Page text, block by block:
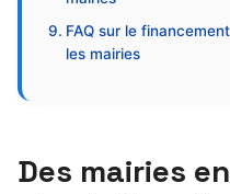
FAQ sur le
les mairies
Des mairies